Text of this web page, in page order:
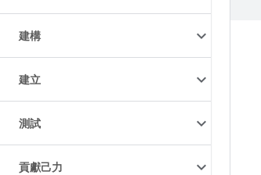
建構
建立
測試
貢獻己力